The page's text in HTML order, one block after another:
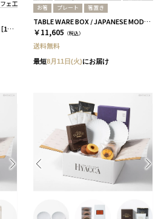
ェ工房
TY パレスプレート160 2枚セット［1616/アリタジャパン］+ジャムセット+紅茶
お箸 プレート 箸置き
TABLE WARE BOX / JAPANESE MODERN / 浜色＆雲色 全2サイズ Sサイズ
￥11,605 （税込）
送料無料
最短8月11日(火)にお届け